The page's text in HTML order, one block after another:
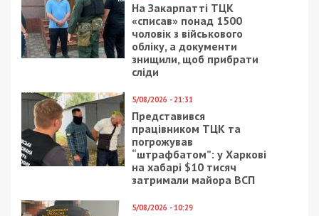
На Закарпатті ТЦК
«списав» понад 1500
чоловік з військового
обліку, а документи
знищили, щоб прибрати
сліди
5/08/2026 - 21:31
Представився
працівником ТЦК та
погрожував
“штрафбатом”: у Харкові
на хабарі $10 тисяч
затримали майора ВСП
5/08/2026 - 10:29